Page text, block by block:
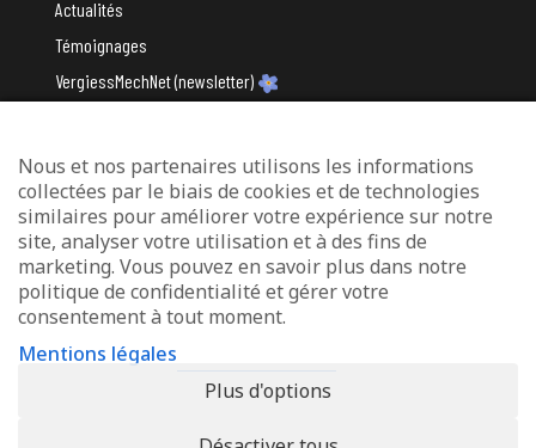
Actualités
Témoignages
VergiessMechNet (newsletter)
Avec le soutien du
Mentions légales
Protection des données
Déclaration d’accessibilité
Nous et nos partenaires utilisons les informations
collectées par le biais de cookies et de technologies
similaires pour améliorer votre expérience sur notre
site, analyser votre utilisation et à des fins de
marketing. Vous pouvez en savoir plus dans notre
politique de confidentialité et gérer votre
consentement à tout moment.
Mentions légales
Plus d'options